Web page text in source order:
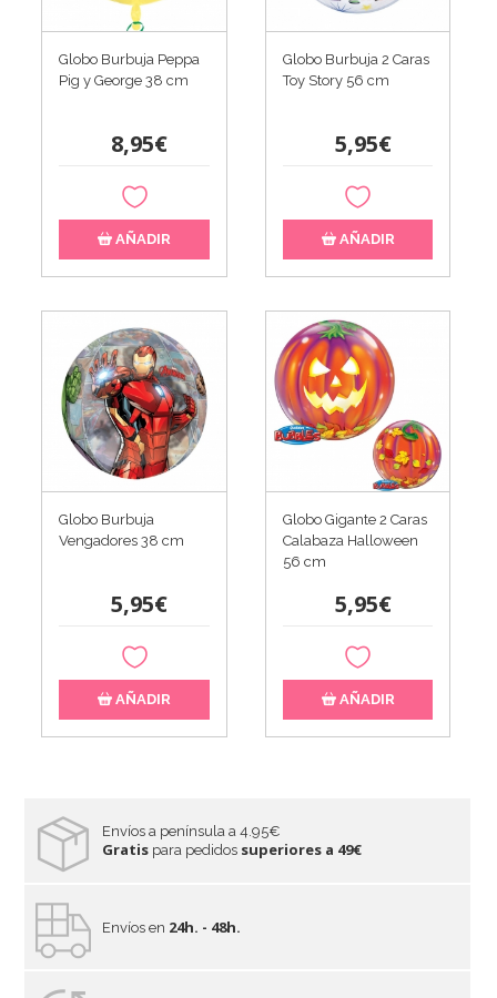
Globo Burbuja Peppa
Pig y George 38 cm
8,95€
AÑADIR
Globo Burbuja 2 Caras
Toy Story 56 cm
5,95€
AÑADIR
Globo Burbuja
Vengadores 38 cm
5,95€
AÑADIR
Globo Gigante 2 Caras
Calabaza Halloween
56 cm
5,95€
AÑADIR
Envíos a península a 4.95€
Gratis para pedidos superiores a 49€
Envíos en 24h. - 48h.